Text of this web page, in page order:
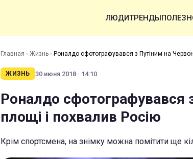
ЛЮДИТРЕНДЫ
Главная › Жизнь › Роналдо сфотографувався з Путіним на
ЖИЗНЬ 30 июня 2018 · 14:10
Роналдо сфотографувався
площі і похвалив Росію
Крім спортсмена, на знімку можна помітити ще